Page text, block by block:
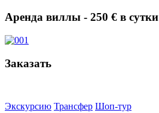
Аренда виллы - 250 € в сутки
Заказать
Экскурсию Трансфер Шоп-тур